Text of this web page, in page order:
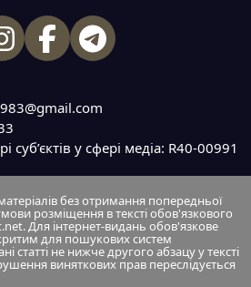
суб’єктів у сфері медіа: R40-00991
без отримання попередньої
розміщення в тексті обов'язкового
Для інтернет-видань обов'язкове
для пошукових систем
статті не нижче другого абзацу у тексті
виняткових прав переслідується